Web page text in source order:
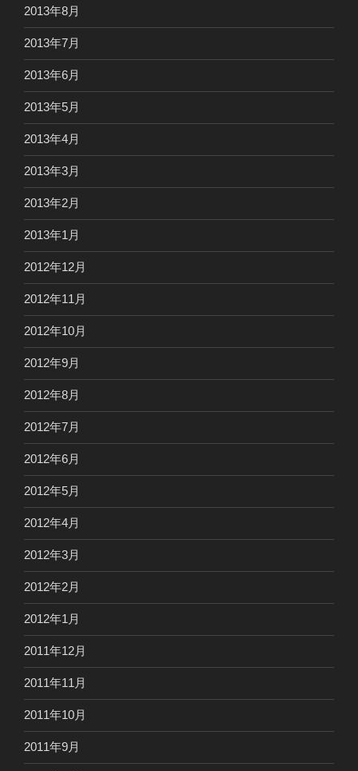
2013年8月
2013年7月
2013年6月
2013年5月
2013年4月
2013年3月
2013年2月
2013年1月
2012年12月
2012年11月
2012年10月
2012年9月
2012年8月
2012年7月
2012年6月
2012年5月
2012年4月
2012年3月
2012年2月
2012年1月
2011年12月
2011年11月
2011年10月
2011年9月